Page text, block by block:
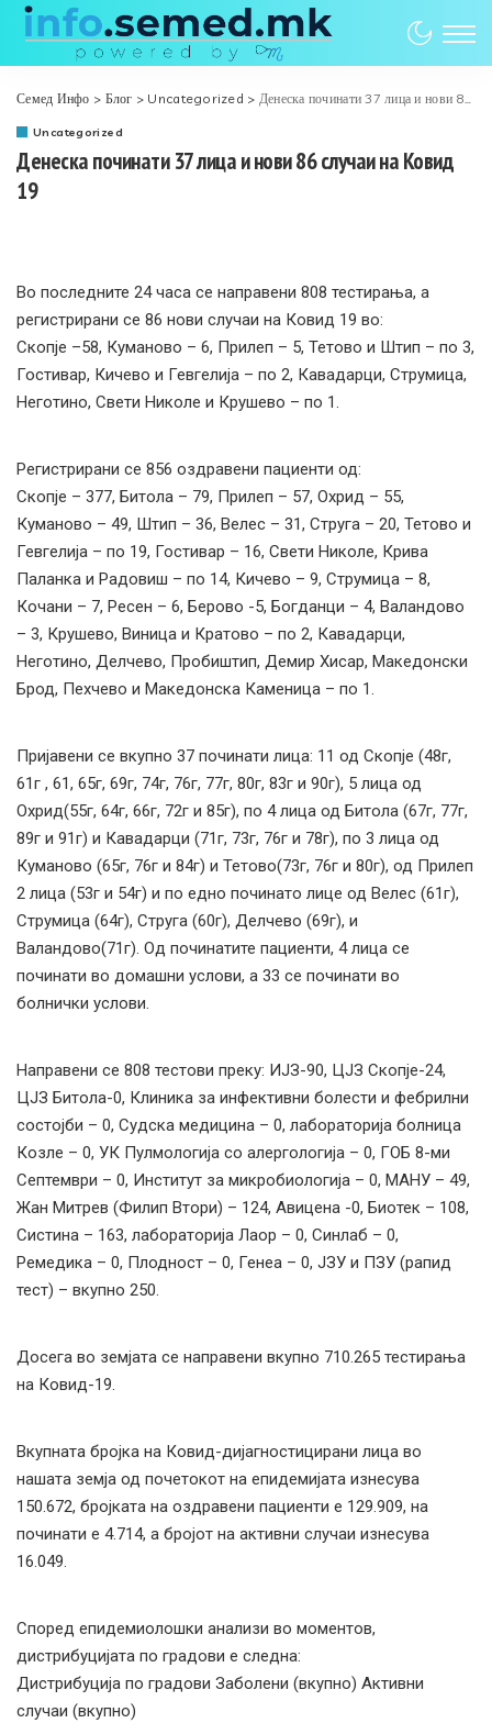
Семед Инфо > Блог > Uncategorized > Денеска починати 37 лица и нови 86 случаи на Ковид 19
Uncategorized
Денеска починати 37 лица и нови 86 случаи на Ковид
19
Во последните 24 часа се направени 808 тестирања, а
регистрирани се 86 нови случаи на Ковид 19 во:
Скопје –58, Куманово – 6, Прилеп – 5, Тетово и Штип – по 3,
Гостивар, Кичево и Гевгелија – по 2, Кавадарци, Струмица,
Неготино, Свети Николе и Крушево – по 1.
Регистрирани се 856 оздравени пациенти од:
Скопје – 377, Битола – 79, Прилеп – 57, Охрид – 55,
Куманово – 49, Штип – 36, Велес – 31, Струга – 20, Тетово и
Гевгелија – по 19, Гостивар – 16, Свети Николе, Крива
Паланка и Радовиш – по 14, Кичево – 9, Струмица – 8,
Кочани – 7, Ресен – 6, Берово -5, Богданци – 4, Валандово
– 3, Крушево, Виница и Кратово – по 2, Кавадарци,
Неготино, Делчево, Пробиштип, Демир Хисар, Македонски
Брод, Пехчево и Македонска Каменица – по 1.
Пријавени се вкупно 37 починати лица: 11 од Скопје (48г,
61г , 61, 65г, 69г, 74г, 76г, 77г, 80г, 83г и 90г), 5 лица од
Охрид(55г, 64г, 66г, 72г и 85г), по 4 лица од Битола (67г, 77г,
89г и 91г) и Кавадарци (71г, 73г, 76г и 78г), по 3 лица од
Куманово (65г, 76г и 84г) и Тетово(73г, 76г и 80г), од Прилеп
2 лица (53г и 54г) и по едно починато лице од Велес (61г),
Струмица (64г), Струга (60г), Делчево (69г), и
Валандово(71г). Од починатите пациенти, 4 лица се
починати во домашни услови, а 33 се починати во
болнички услови.
Направени се 808 тестови преку: ИЈЗ-90, ЦЈЗ Скопје-24,
ЦЈЗ Битола-0, Клиника за инфективни болести и фебрилни
состојби – 0, Судска медицина – 0, лабораторија болница
Козле – 0, УК Пулмологија со алергологија – 0, ГОБ 8-ми
Септември – 0, Институт за микробиологија – 0, МАНУ – 49,
Жан Митрев (Филип Втори) – 124, Авицена -0, Биотек – 108,
Систина – 163, лабораторија Лаор – 0, Синлаб – 0,
Ремедика – 0, Плодност – 0, Генеа – 0, ЈЗУ и ПЗУ (рапид
тест) – вкупно 250.
Досега во земјата се направени вкупно 710.265 тестирања
на Ковид-19.
Вкупната бројка на Ковид-дијагностицирани лица во
нашата земја од почетокот на епидемијата изнесува
150.672, бројката на оздравени пациенти е 129.909, на
починати е 4.714, а бројот на активни случаи изнесува
16.049.
Според епидемиолошки анализи во моментов,
дистрибуцијата по градови е следна:
Дистрибуција по градови Заболени (вкупно) Активни
случаи (вкупно)